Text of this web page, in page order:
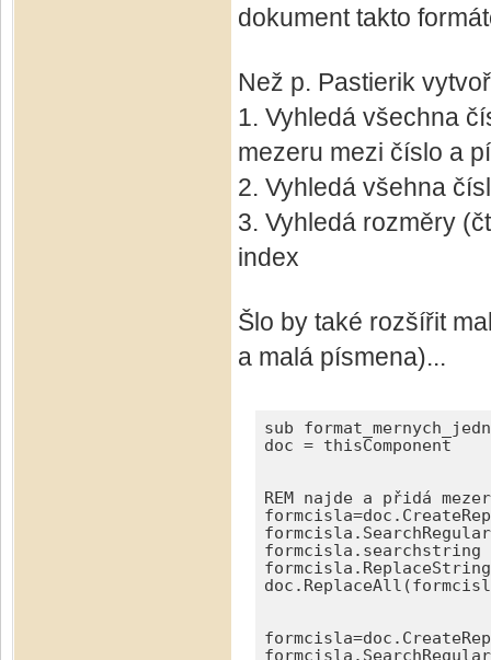
dokument takto
Než p. Pastierik
1. Vyhledá všechna
mezeru mezi číslo a
2. Vyhledá všehna
3. Vyhledá rozměry
index
Šlo by také rozšířit
a malá písmena)...
sub
doc = thisComponent
REM najde a přidá